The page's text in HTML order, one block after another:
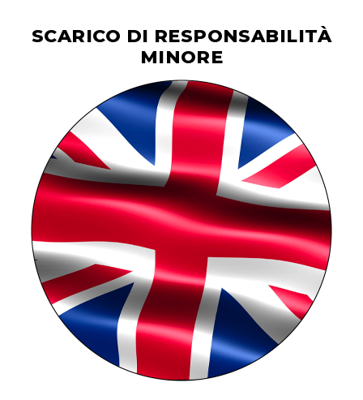
SCARICO DI RESPONSABILITÀ
MINORE